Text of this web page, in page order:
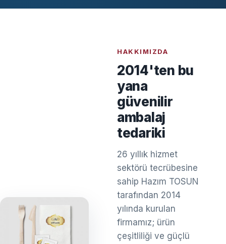
HAKKIMIZDA
2014'ten bu
yana
güvenilir
ambalaj
tedariki
26 yıllık hizmet
sektörü tecrübesine
sahip Hazım TOSUN
tarafından 2014
yılında kurulan
firmamız; ürün
çeşitliliği ve güçlü